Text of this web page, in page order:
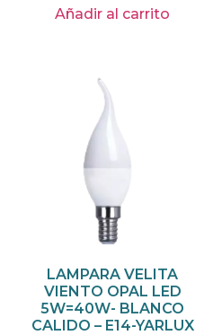
Añadir al carrito
LAMPARA VELITA
VIENTO OPAL LED
5W=40W- BLANCO
CALIDO – E14-YARLUX